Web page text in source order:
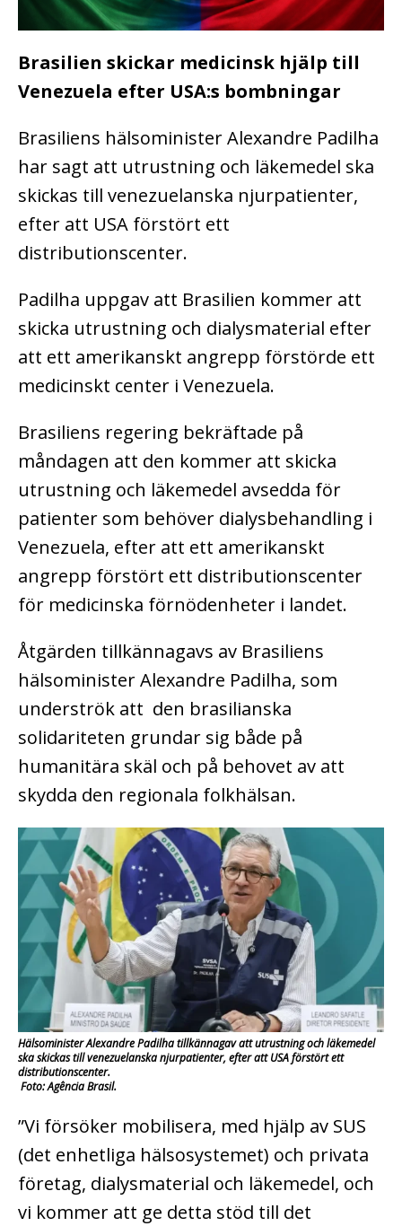
Brasilien skickar medicinsk hjälp till
Venezuela efter USA:s bombningar
Brasiliens hälsominister Alexandre Padilha
har sagt att utrustning och läkemedel ska
skickas till venezuelanska njurpatienter,
efter att USA förstört ett
distributionscenter.
Padilha uppgav att Brasilien kommer att
skicka utrustning och dialysmaterial efter
att ett amerikanskt angrepp förstörde ett
medicinskt center i Venezuela.
Brasiliens regering bekräftade på
måndagen att den kommer att skicka
utrustning och läkemedel avsedda för
patienter som behöver dialysbehandling i
Venezuela, efter att ett amerikanskt
angrepp förstört ett distributionscenter
för medicinska förnödenheter i landet.
Åtgärden tillkännagavs av Brasiliens
hälsominister Alexandre Padilha, som
underströk att den brasilianska
solidariteten grundar sig både på
humanitära skäl och på behovet av att
skydda den regionala folkhälsan.
Hälsominister Alexandre Padilha tillkännagav att utrustning och läkemedel
ska skickas till venezuelanska njurpatienter, efter att USA förstört ett
distributionscenter.
Foto: Agência Brasil.
”Vi försöker mobilisera, med hjälp av SUS
(det enhetliga hälsosystemet) och privata
företag, dialysmaterial och läkemedel, och
vi kommer att ge detta stöd till det